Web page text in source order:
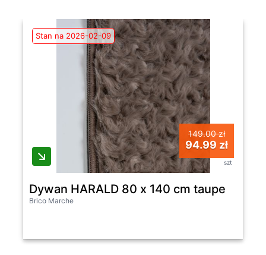
Stan na 2026-02-09
149.00 zł
94.99 zł
szt
Dywan HARALD 80 x 140 cm taupe
Brico Marche